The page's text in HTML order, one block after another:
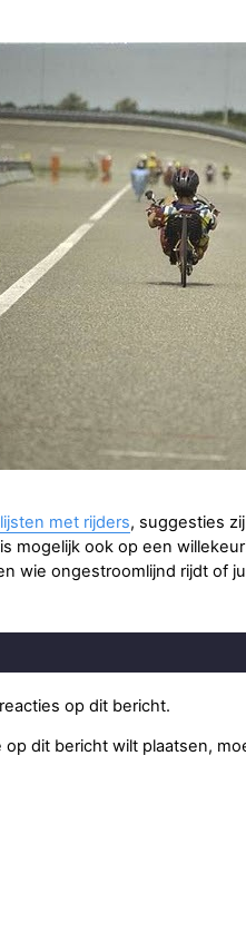
met rijders, suggesties
mogelijk ook op een
wie ongestroomlijnd rijdt of
op dit bericht.
op dit bericht wilt plaatsen,